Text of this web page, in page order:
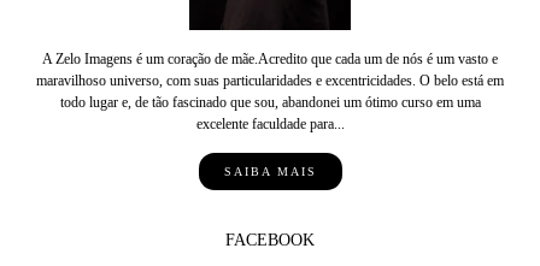
A Zelo Imagens é um coração de mãe.Acredito que cada um de nós é um vasto e
maravilhoso universo, com suas particularidades e excentricidades. O belo está em
todo lugar e, de tão fascinado que sou, abandonei um ótimo curso em uma
excelente faculdade para...
SAIBA MAIS
FACEBOOK